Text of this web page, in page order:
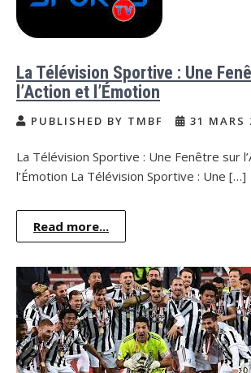
La Télévision Sportive : Une
l’Action et l’Émotion
PUBLISHED BY TMBF 31 MARS
La Télévision Sportive : Une Fenêtre sur
l’Émotion La Télévision Sportive : Une […]
Read more...